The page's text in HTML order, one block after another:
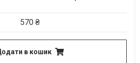
570 ₴
в кошик